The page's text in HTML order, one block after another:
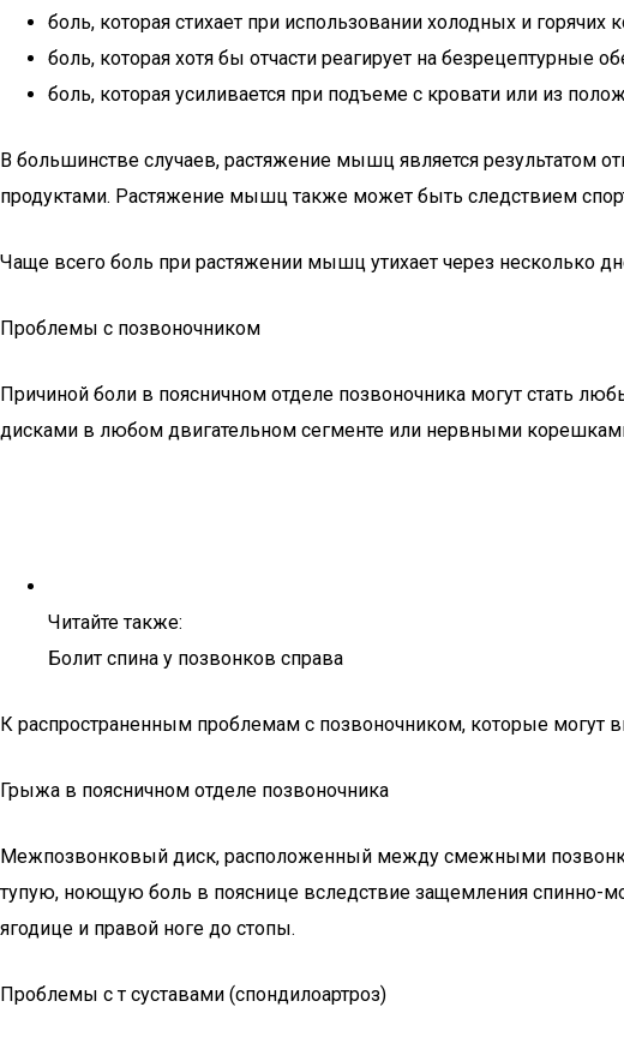
боль, которая стихает при использовании холодных и горячих
боль, которая хотя бы отчасти реагирует на безрецептурные
боль, которая усиливается при подъеме с кровати или из
В большинстве случаев, растяжение мышц является результатом
продуктами. Растяжение мышц также может быть следствием
Чаще всего боль при растяжении мышц утихает через несколько
Проблемы с позвоночником
Причиной боли в поясничном отделе позвоночника могут стать
дисками в любом двигательном сегменте или нервными
Читайте также:
Болит спина у позвонков справа
К распространенным проблемам с позвоночником, которые могут
Грыжа в поясничном отделе позвоночника
Межпозвонковый диск, расположенный между смежными
тупую, ноющую боль в пояснице вследствие защемления спинно-
ягодице и правой ноге до стопы.
Проблемы с т суставами (спондилоартроз)